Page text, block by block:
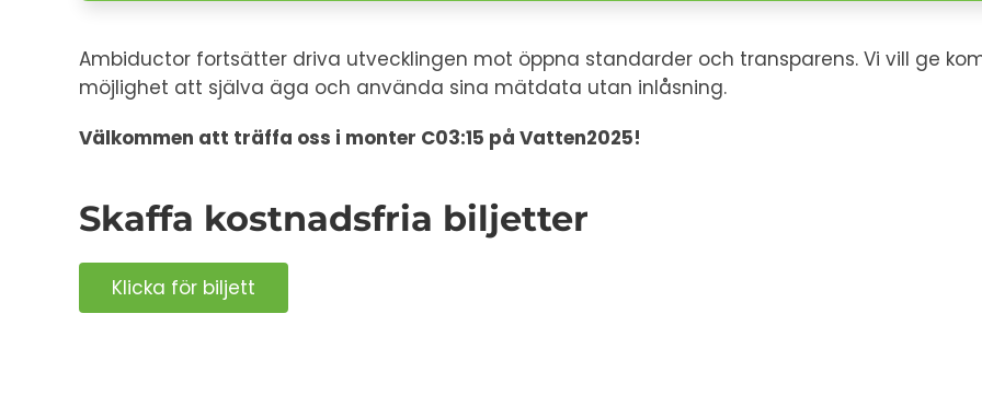
Ambiductor fortsätter driva utvecklingen mot öppna standarder och transparens. Vi vill ge
möjlighet att själva äga och använda sina mätdata utan inlåsning.
Välkommen att träffa oss i monter C03:15 på Vatten2025!
Skaffa kostnadsfria biljetter
Klicka för biljett